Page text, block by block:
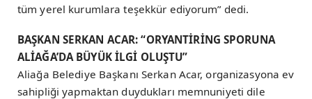
tüm yerel kurumlara teşekkür ediyorum” dedi.
BAŞKAN SERKAN ACAR: “ORYANTİRİNG SPORUNA
ALİAĞA’DA BÜYÜK İLGİ OLUŞTU”
Aliağa Belediye Başkanı Serkan Acar, organizasyona ev
sahipliği yapmaktan duydukları memnuniyeti dile